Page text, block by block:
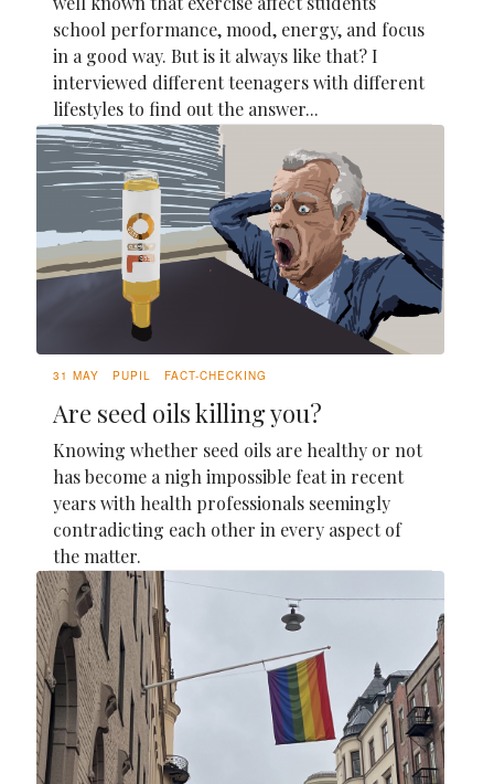
school performance, mood, energy, and focus
in a good way. But is it always like that? I
interviewed different teenagers with different
lifestyles to find out the answer...
31 MAY PUPIL FACT-CHECKING
Are seed oils killing you?
Knowing whether seed oils are healthy or not
has become a nigh impossible feat in recent
years with health professionals seemingly
contradicting each other in every aspect of
the matter.